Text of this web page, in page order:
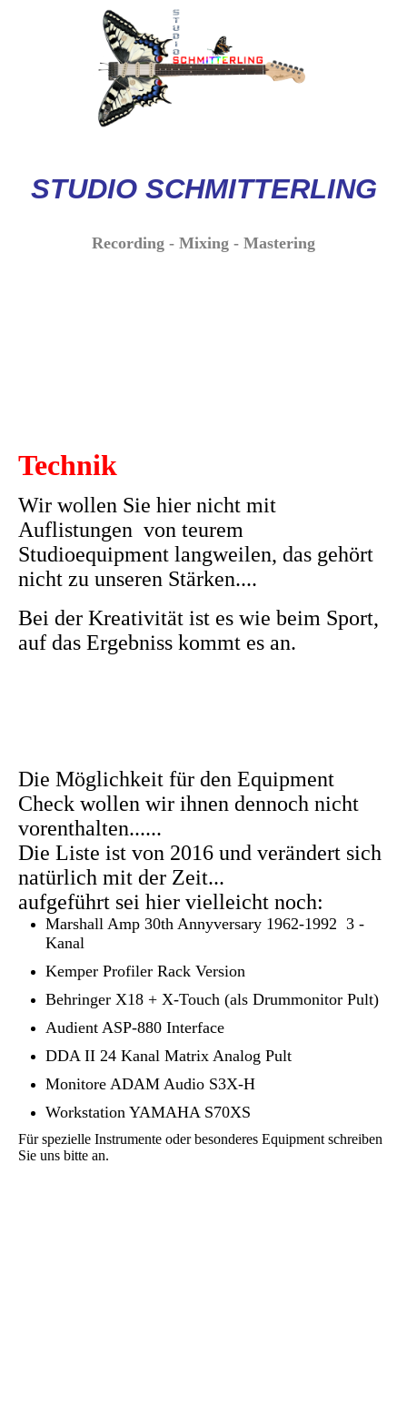
STUDIO SCHMITTERLING
Recording - Mixing - Mastering
Technik
Wir wollen Sie hier nicht mit
Auflistungen von teurem
Studioequipment langweilen, das gehört
nicht zu unseren Stärken....
Bei der Kreativität ist es wie beim Sport,
auf das Ergebniss kommt es an.
Die Möglichkeit für den Equipment
Check wollen wir ihnen dennoch nicht
vorenthalten......
Die Liste ist von 2016 und verändert sich
natürlich mit der Zeit...
aufgeführt sei hier vielleicht noch:
Marshall Amp 30th Annyversary 1962-1992 3 -
Kanal
Kemper Profiler Rack Version
Behringer X18 + X-Touch (als Drummonitor Pult)
Audient ASP-880 Interface
DDA II 24 Kanal Matrix Analog Pult
Monitore ADAM Audio S3X-H
Workstation YAMAHA S70XS
Für spezielle Instrumente oder besonderes Equipment schreiben
Sie uns bitte an.